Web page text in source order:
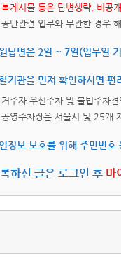
복게시물 등은 답변생략, 비공
공단관련 업무와 무관한 경우
답변은 2일 ~ 7일(업무일
기관을 먼저 확인하시면 편
거주자 우선주차 및 불법주차
공영주차장은 서울시 및 25개
정보 보호를 위해 주민번호
하신 글은 로그인 후 마